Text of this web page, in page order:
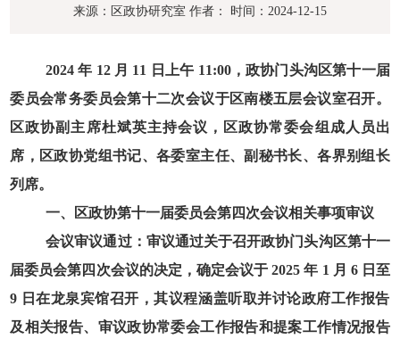
来源：区政协研究室 作者： 时间：2024-12-15
2024年 12 月 11 日上午 11:00，政协门头沟区第十一届
委员会常务委员会第十二次会议于区南楼五层会议室召开。
区政协副主席杜斌英主持会议，区政协常委会组成人员出
席，区政协党组书记、各委室主任、副秘书长、各界别组长
列席。
一、区政协第十一届委员会第四次会议相关事项审议
会议审议通过：审议通过关于召开政协门头沟区第十一
届委员会第四次会议的决定，确定会议于 2025年 1 月 6 日至
9 日在龙泉宾馆召开，其议程涵盖听取并讨论政府工作报告
及相关报告、审议政协常委会工作报告和提案工作情况报告